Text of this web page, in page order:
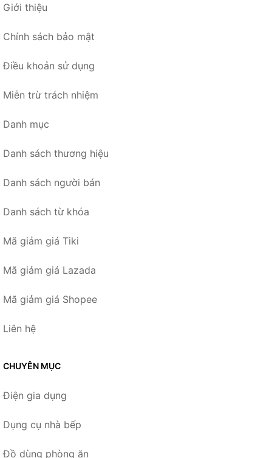
Giới thiệu
Chính sách bảo mật
Điều khoản sử dụng
Miễn trừ trách nhiệm
Danh mục
Danh sách thương hiệu
Danh sách người bán
Danh sách từ khóa
Mã giảm giá Tiki
Mã giảm giá Lazada
Mã giảm giá Shopee
Liên hệ
CHUYÊN MỤC
Điện gia dụng
Dụng cụ nhà bếp
Đồ dùng phòng ăn